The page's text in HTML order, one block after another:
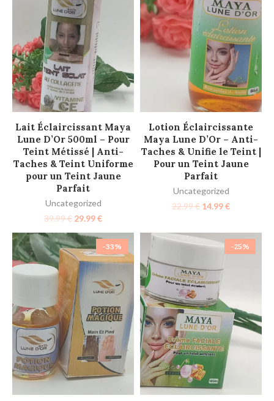
AJOUTER AU PANIER
Lait Éclaircissant Maya
Lune D’Or 500ml – Pour
Teint Métissé | Anti-
Taches & Teint Uniforme
pour un Teint Jaune
Parfait
Uncategorized
39.99€ 29.99€
AJOUTER AU PANIER
Lotion Éclaircissante
Maya Lune D’Or – Anti-
Taches & Unifie le Teint |
Pour un Teint Jaune
Parfait
Uncategorized
22.99€ 14.99€
-33% -25%